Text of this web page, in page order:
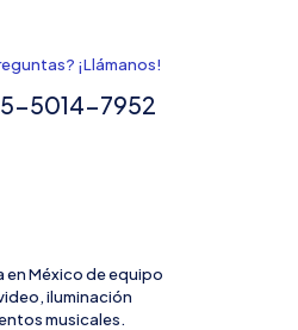
¡Llámanos!
5014-7952
en México de equipo
iluminación
musicales.